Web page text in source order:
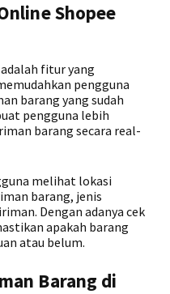
Shopee
fitur yang
pengguna
barang yang sudah
pengguna lebih
barang secara real-
melihat lokasi
barang, jenis
Dengan adanya cek
apakah barang
atau belum.
Barang di